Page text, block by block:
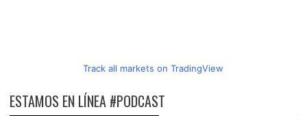
Track all markets on TradingView
ESTAMOS EN LÍNEA #PODCAST